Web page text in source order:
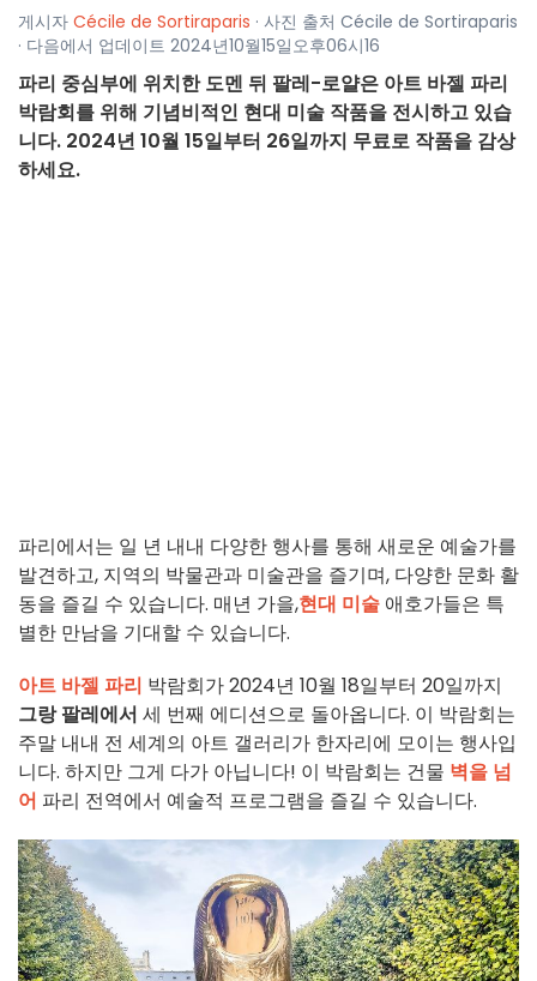
게시자 Cécile de Sortiraparis · 사진 출처 Cécile de Sortiraparis
· 다음에서 업데이트 2024년10월15일오후06시16
파리 중심부에 위치한 도멘 뒤 팔레-로얄은 아트 바젤 파리
박람회를 위해 기념비적인 현대 미술 작품을 전시하고 있습
니다. 2024년 10월 15일부터 26일까지 무료로 작품을 감상
하세요.
파리에서는 일 년 내내 다양한 행사를 통해 새로운 예술가를
발견하고, 지역의 박물관과 미술관을 즐기며, 다양한 문화 활
동을 즐길 수 있습니다. 매년 가을,현대 미술 애호가들은 특
별한 만남을 기대할 수 있습니다.
아트 바젤 파리 박람회가 2024년 10월 18일부터 20일까지
그랑 팔레에서 세 번째 에디션으로 돌아옵니다. 이 박람회는
주말 내내 전 세계의 아트 갤러리가 한자리에 모이는 행사입
니다. 하지만 그게 다가 아닙니다! 이 박람회는 건물 벽을 넘
어 파리 전역에서 예술적 프로그램을 즐길 수 있습니다.